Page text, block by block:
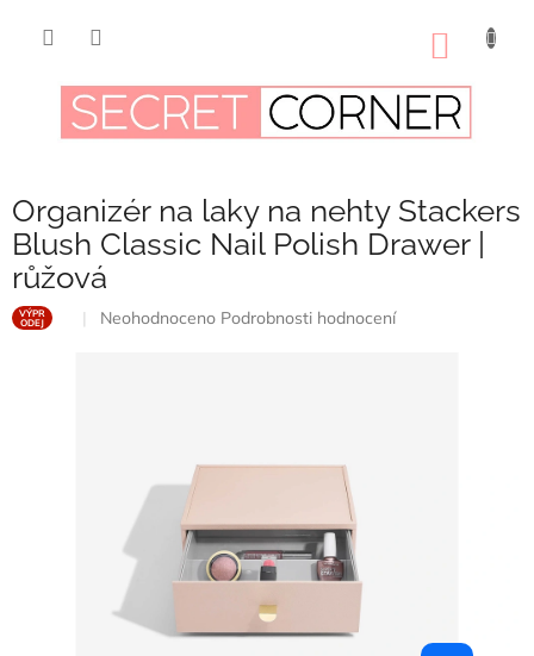
Organizér na laky na nehty Stackers
Blush Classic Nail Polish Drawer |
růžová
VÝPR
ODEJ
Průměrné
Neohodnoceno Podrobnosti hodnocení